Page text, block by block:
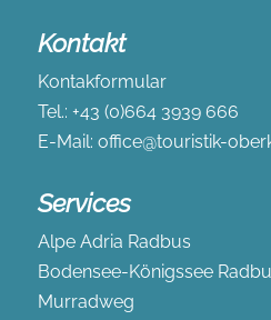
Kontakt
Kontakformular
Tel.: +43 (0)664 3939 666
E-Mail: office@touristik-
Services
Alpe Adria Radbus
Bodensee-Königssee
Murradweg